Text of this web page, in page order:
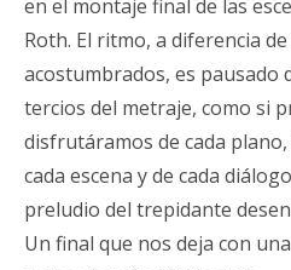
en el montaje final de las
Roth. El ritmo, a diferencia
acostumbrados, es
tercios del metraje, como si
disfrutáramos de cada
cada escena y de cada
preludio del trepidante
Un final que nos deja con